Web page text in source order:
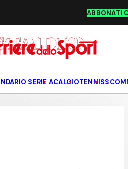
ABBONATI
SERIE ACALCIOTENNIS